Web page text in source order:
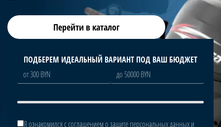
Перейти в каталог
ПОДБЕРЕМ ИДЕАЛЬНЫЙ ВАРИАНТ ПОД ВАШ БЮДЖЕТ
Я ознакомился с соглашением о защите персональных данных и